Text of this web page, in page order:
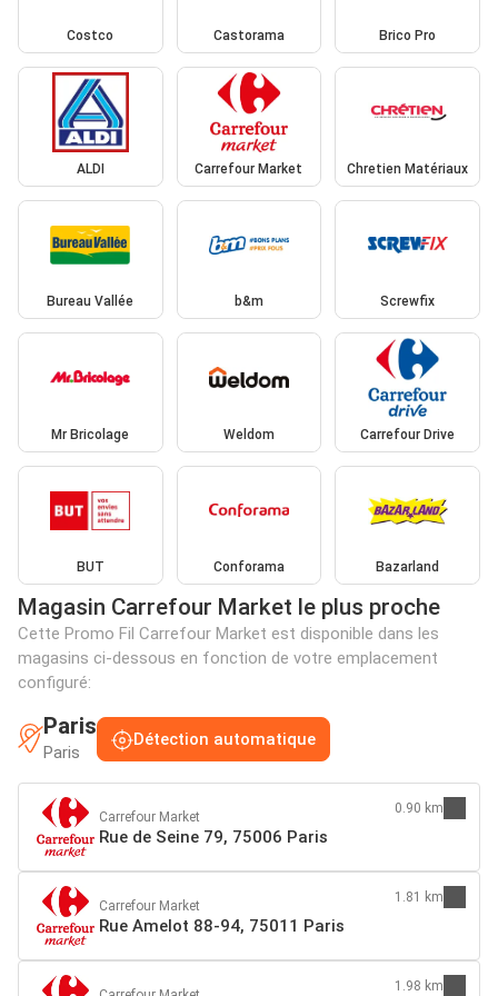
Costco Castorama Brico Pro
ALDI Carrefour Market Chretien Matériaux
Bureau Vallée b&m Screwfix
Mr Bricolage Weldom Carrefour Drive
BUT Conforama Bazarland
Magasin Carrefour Market le plus proche
Cette Promo Fil Carrefour Market est disponible dans les
magasins ci-dessous en fonction de votre emplacement
configuré:
Paris
Paris
Détection automatique
Carrefour Market
Rue de Seine 79, 75006 Paris
0.90 km
Carrefour Market
Rue Amelot 88-94, 75011 Paris
1.81 km
1.98 km